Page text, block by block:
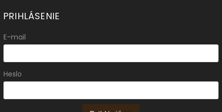
PRIHLÁSENIE
E-mail
Heslo